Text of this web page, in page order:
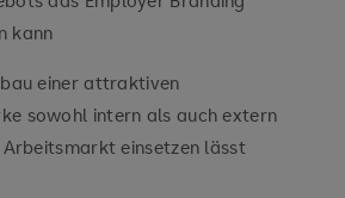
kann
einer attraktiven
sowohl intern als auch extern
einsetzen lässt